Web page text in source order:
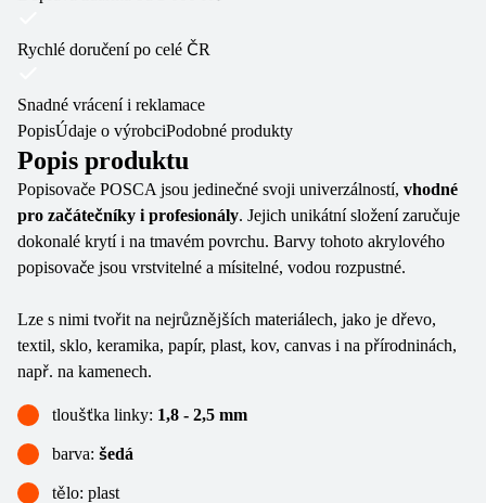
Rychlé doručení po celé ČR
Snadné vrácení i reklamace
PopisÚdaje o výrobciPodobné produkty
Popis produktu
Popisovače POSCA jsou jedinečné svoji univerzálností, vhodné
pro začátečníky i profesionály. Jejich unikátní složení zaručuje
dokonalé krytí i na tmavém povrchu. Barvy tohoto akrylového
popisovače jsou vrstvitelné a mísitelné, vodou rozpustné.
Lze s nimi tvořit na nejrůznějších materiálech, jako je dřevo,
textil, sklo, keramika, papír, plast, kov, canvas i na přírodninách,
např. na kamenech.
tloušťka linky: 1,8 - 2,5 mm
barva: šedá
tělo: plast